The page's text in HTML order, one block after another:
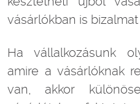
vásárlókban is
Ha vállalkozásunk
amire a vásárlóknak
van, akkor